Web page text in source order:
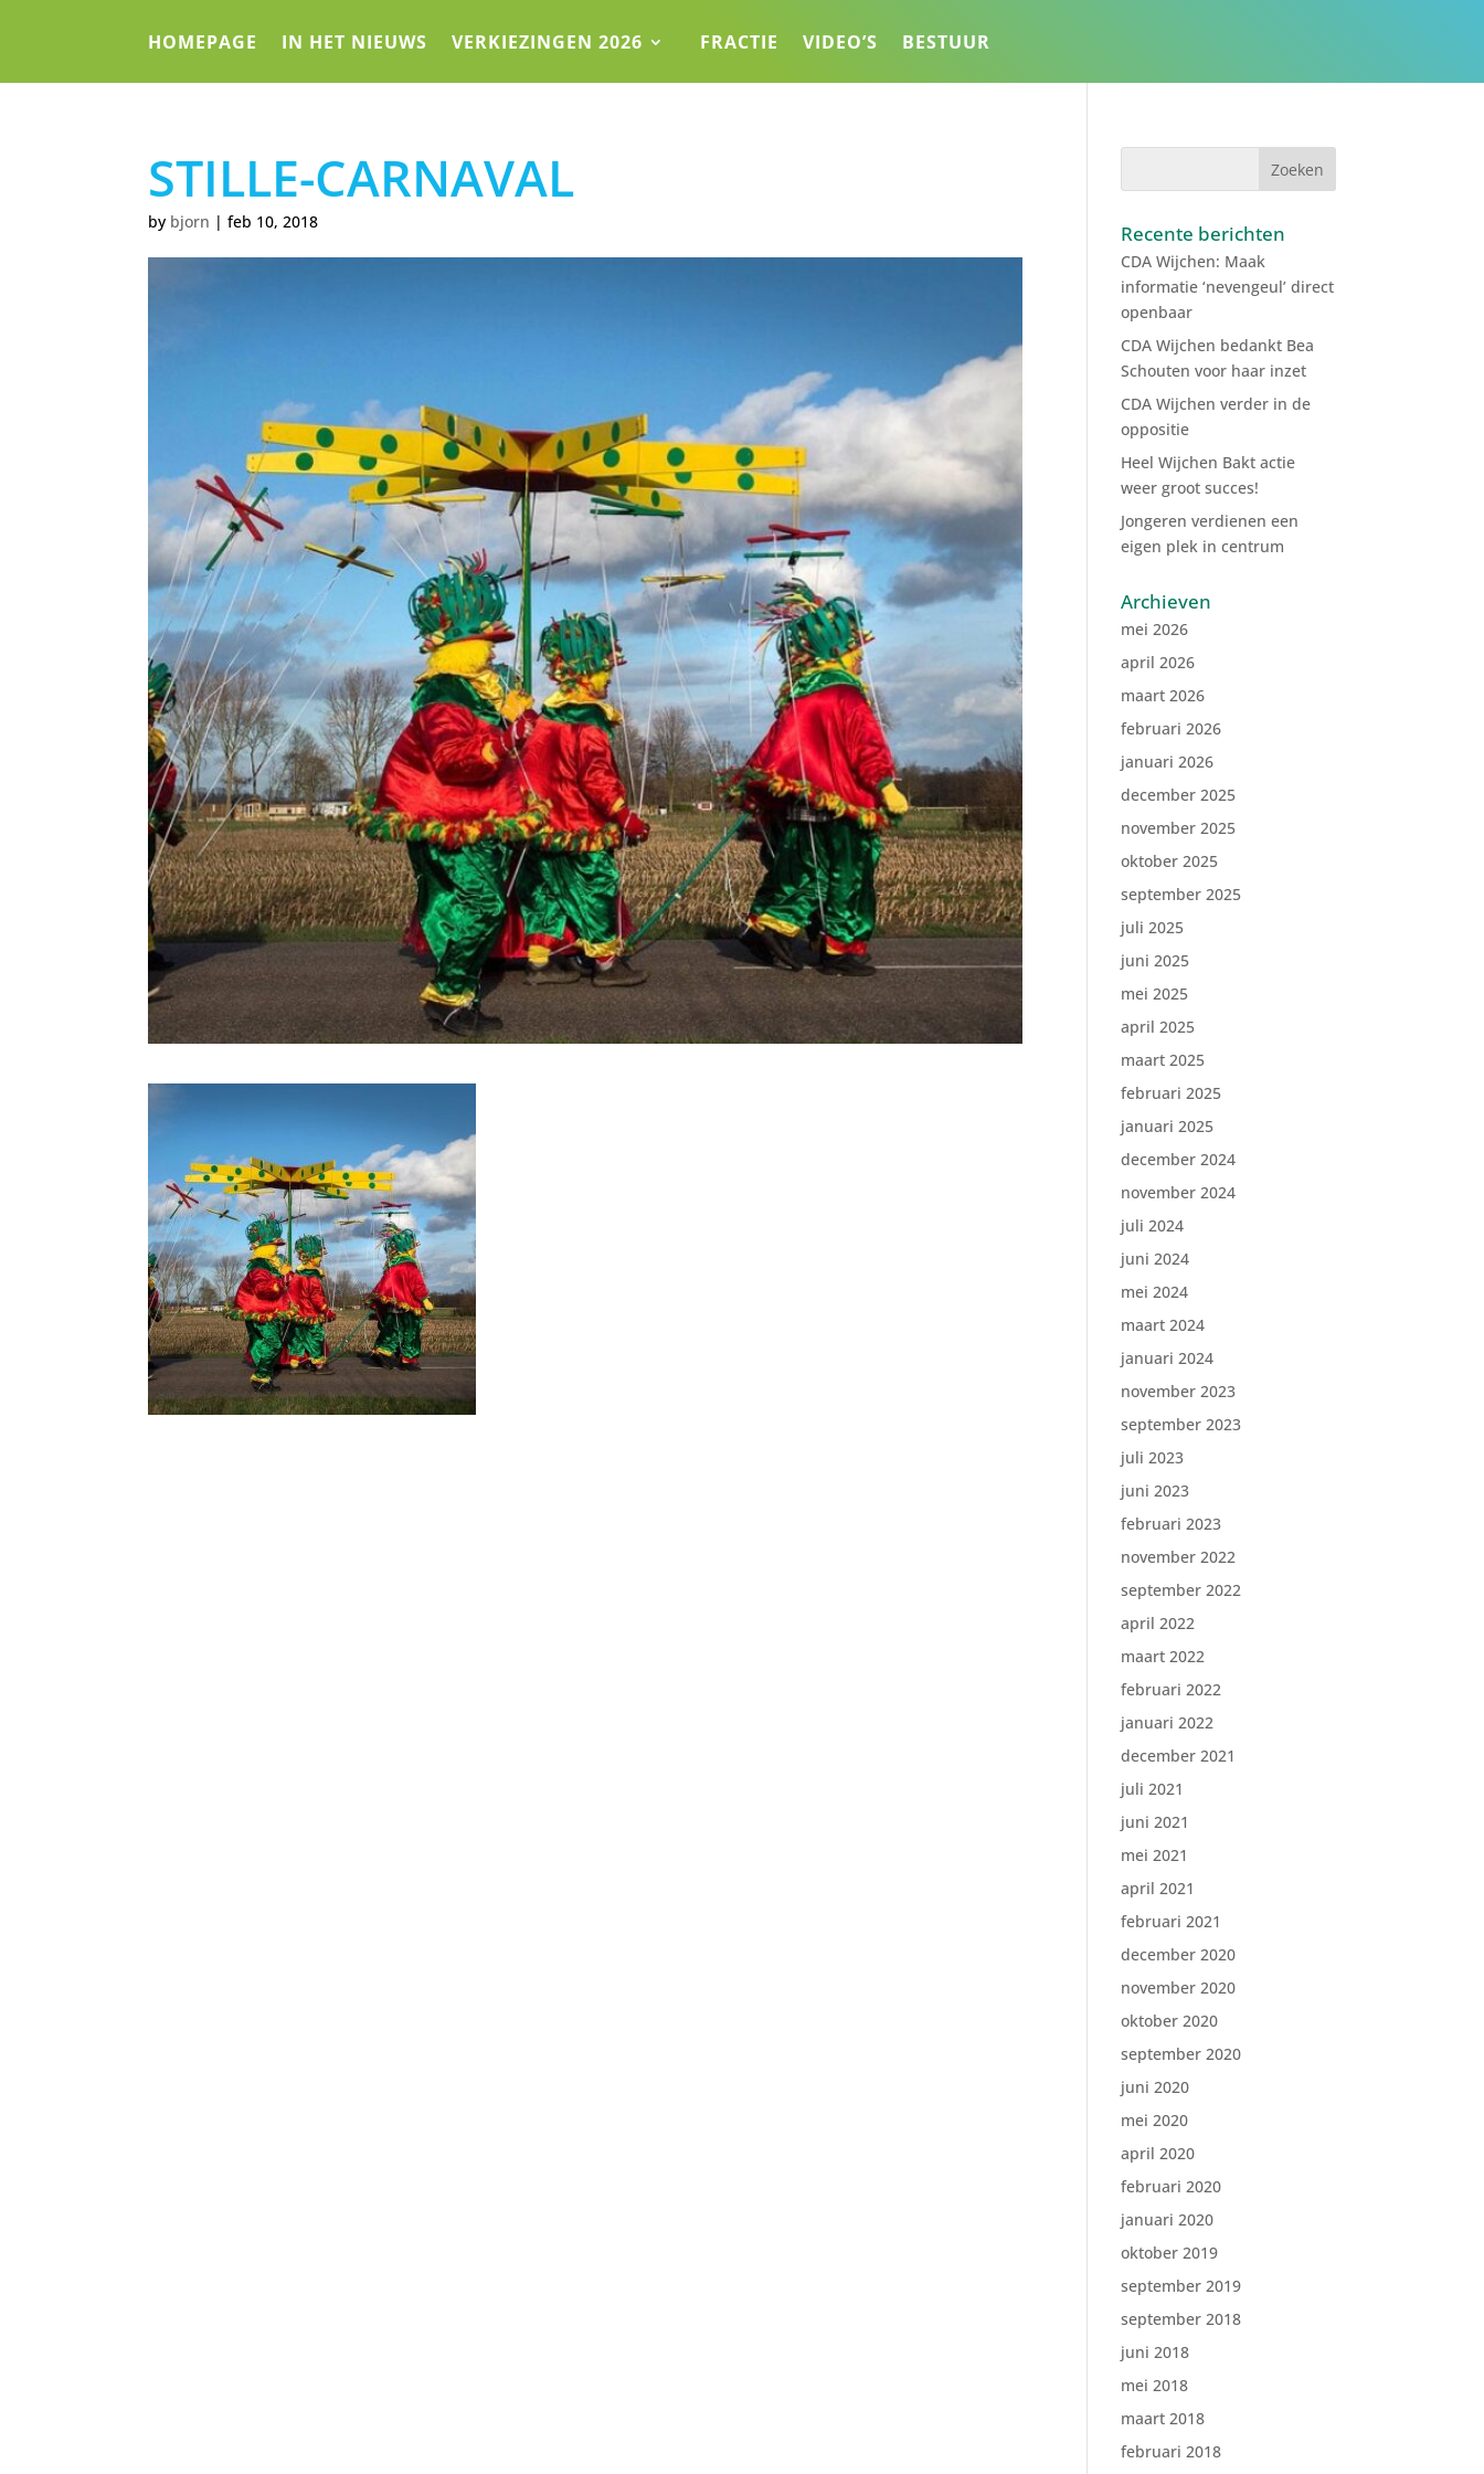
HOMEPAGE IN HET NIEUWS VERKIEZINGEN 2026 FRACTIE VIDEO’S BESTUUR
STILLE-CARNAVAL
by bjorn |feb 10, 2018 Recente berichten
CDA Wijchen: Maak
informatie ‘nevengeul’ direct
openbaar
CDA Wijchen bedankt Bea
Schouten voor haar inzet
CDA Wijchen verder in de
oppositie
Heel Wijchen Bakt actie
weer groot succes!
Jongeren verdienen een
eigen plek in centrum
Archieven
mei 2026
april 2026
maart 2026
februari 2026
januari 2026
december 2025
november 2025
oktober 2025
september 2025
juli 2025
juni 2025
mei 2025
april 2025
maart 2025
februari 2025
januari 2025
december 2024
november 2024
juli 2024
juni 2024
mei 2024
maart 2024
januari 2024
november 2023
september 2023
juli 2023
juni 2023
februari 2023
november 2022
september 2022
april 2022
maart 2022
februari 2022
januari 2022
december 2021
juli 2021
juni 2021
mei 2021
april 2021
februari 2021
december 2020
november 2020
oktober 2020
september 2020
juni 2020
mei 2020
april 2020
februari 2020
januari 2020
oktober 2019
september 2019
september 2018
juni 2018
mei 2018
maart 2018
februari 2018